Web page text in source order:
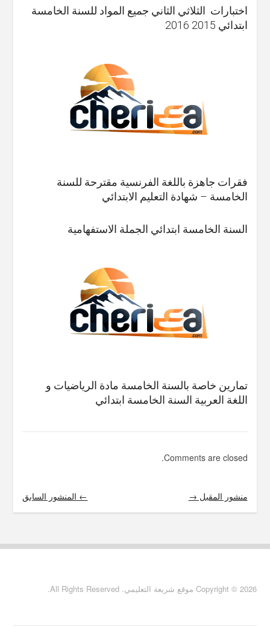
اختبارات الثلاثي الثاني جميع المواد للسنة الخامسة
ابتدائي 2015 2016
فقرات جاهزة باللغة الفرنسية مقترحة للسنة
الخامسة – شهادة التعليم الابتدائي
السنة الخامسة ابتدائي الجملة الاستفهامية
تمارين خاصة بالسنة الخامسة مادة الرياضيات و
اللغة العربية السنة الخامسة ابتدائي
Comments are closed.
← المنشور السابق منشور المقبل →
Copyright © 2026 موقع شريعة التعليمي. All Rights Reserved.